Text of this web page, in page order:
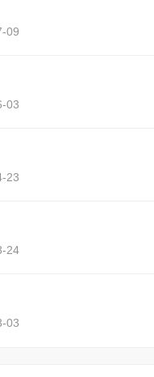
09
03
23
24
03